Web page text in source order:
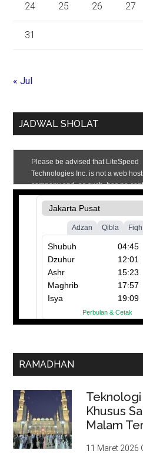
24 25 26 27
31
« Jul
JADWAL SHOLAT
RAMADHAN
Teknologi
Khusus
Malam
11 Maret 2026